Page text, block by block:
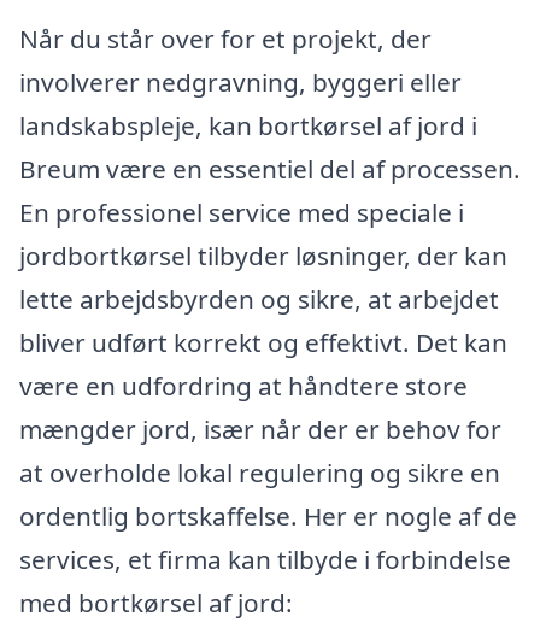
Når du står over for et projekt, der
involverer nedgravning, byggeri eller
landskabspleje, kan bortkørsel af jord i
Breum være en essentiel del af processen.
En professionel service med speciale i
jordbortkørsel tilbyder løsninger, der kan
lette arbejdsbyrden og sikre, at arbejdet
bliver udført korrekt og effektivt. Det kan
være en udfordring at håndtere store
mængder jord, især når der er behov for
at overholde lokal regulering og sikre en
ordentlig bortskaffelse. Her er nogle af de
services, et firma kan tilbyde i forbindelse
med bortkørsel af jord: